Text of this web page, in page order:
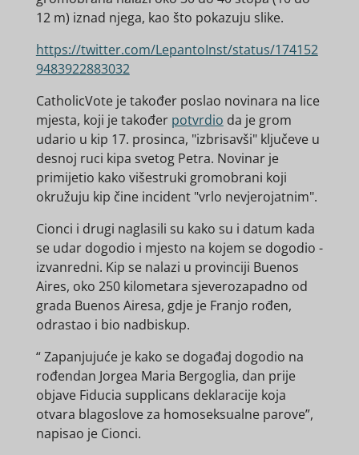
12 m) iznad njega, kao što pokazuju slike.
https://twitter.com/LepantoInst/status/174152
9483922883032
CatholicVote je također poslao novinara na lice
mjesta, koji je također potvrdio da je grom
udario u kip 17. prosinca, "izbrisavši" ključeve u
desnoj ruci kipa svetog Petra. Novinar je
primijetio kako višestruki gromobrani koji
okružuju kip čine incident "vrlo nevjerojatnim".
Cionci i drugi naglasili su kako su i datum kada
se udar dogodio i mjesto na kojem se dogodio -
izvanredni. Kip se nalazi u provinciji Buenos
Aires, oko 250 kilometara sjeverozapadno od
grada Buenos Airesa, gdje je Franjo rođen,
odrastao i bio nadbiskup.
“Zapanjujuće je kako se događaj dogodio na
rođendan Jorgea Maria Bergoglia, dan prije
objave Fiducia supplicans deklaracije koja
otvara blagoslove za homoseksualne parove”,
napisao je Cionci.